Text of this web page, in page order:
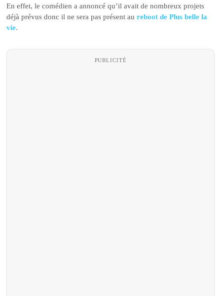
En effet, le comédien a annoncé qu’il avait de nombreux projets
déjà prévus donc il ne sera pas présent aureboot de Plus belle la
vie.
PUBLICITÉ